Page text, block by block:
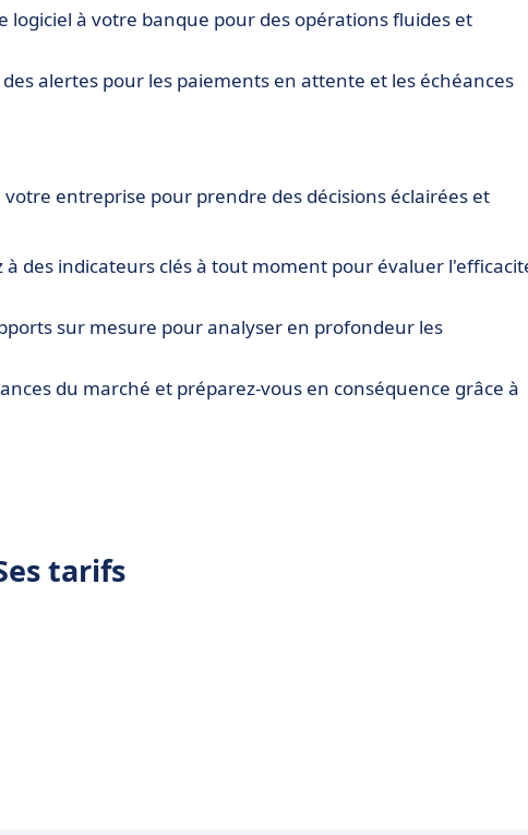
logiciel à votre banque pour des opérations fluides et
des alertes pour les paiements en attente et les échéances
entreprise pour prendre des décisions éclairées et
à des indicateurs clés à tout moment pour évaluer
sur mesure pour analyser en profondeur les
du marché et préparez-vous en conséquence grâce à
tarifs